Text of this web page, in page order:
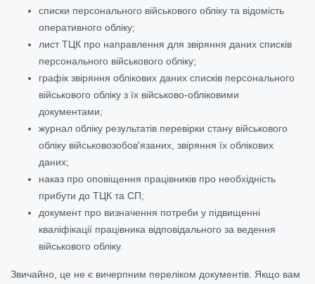
списки персонального військового обліку та відомість
оперативного обліку;
лист ТЦК про направлення для звіряння даних списків
персонального військового обліку;
графік звіряння облікових даних списків персонального
військового обліку з їх військово-обліковими
документами;
журнал обліку результатів перевірки стану військового
обліку військовозобов'язаних, звіряння їх облікових
даних;
наказ про оповіщення працівників про необхідність
прибути до ТЦК та СП;
документ про визначення потреби у підвищенні
кваліфікації працівника відповідального за ведення
військового обліку.
Звичайно, це не є вичерпним переліком документів. Якщо вам